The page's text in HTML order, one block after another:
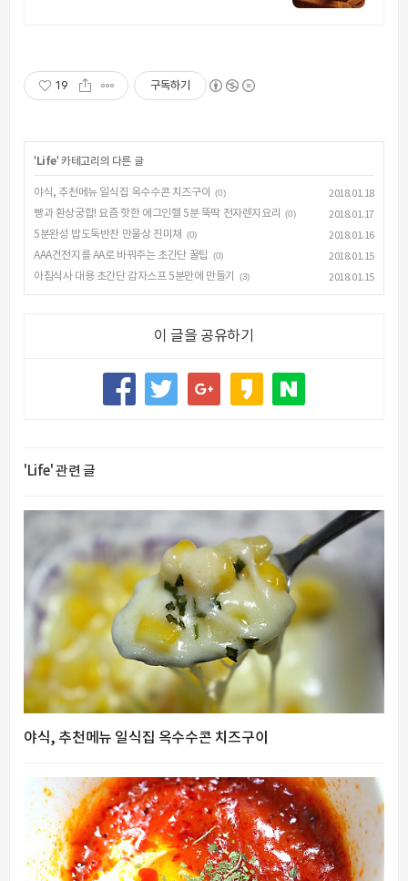
19 구독하기
' Life' 카테고리의 다른 글
야식, 추천메뉴 일식집 옥수수콘 치즈구이 (0)
2018.01.18
빵과 환상궁합! 요즘 핫한 에그인헬 5분 뚝딱 전자렌지요리
(0)
2018.01.17
5분완성 밥도둑반찬 만물상 진미채
(0)
2018.01.16
AAA건전지를 AA로 바꿔주는 초간단 꿀팁
(0)
2018.01.15
아침식사 대용 초간단 감자스프 5분만에 만들기
(3) 2018.01.15
이 글을 공유하기
'Life' 관련 글
야식, 추천메뉴 일식집 옥수수콘 치즈구이